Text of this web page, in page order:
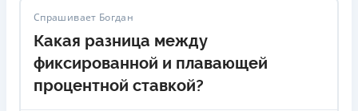
- Комиссия за досрочное погашение - не всегда, но
бывает.
Поэтому до подписания попросите у банка расчет
эффективной процентной ставки (APR) - она
Спрашивает Богдан
Какая разница между
фиксированной и плавающей
процентной ставкой?